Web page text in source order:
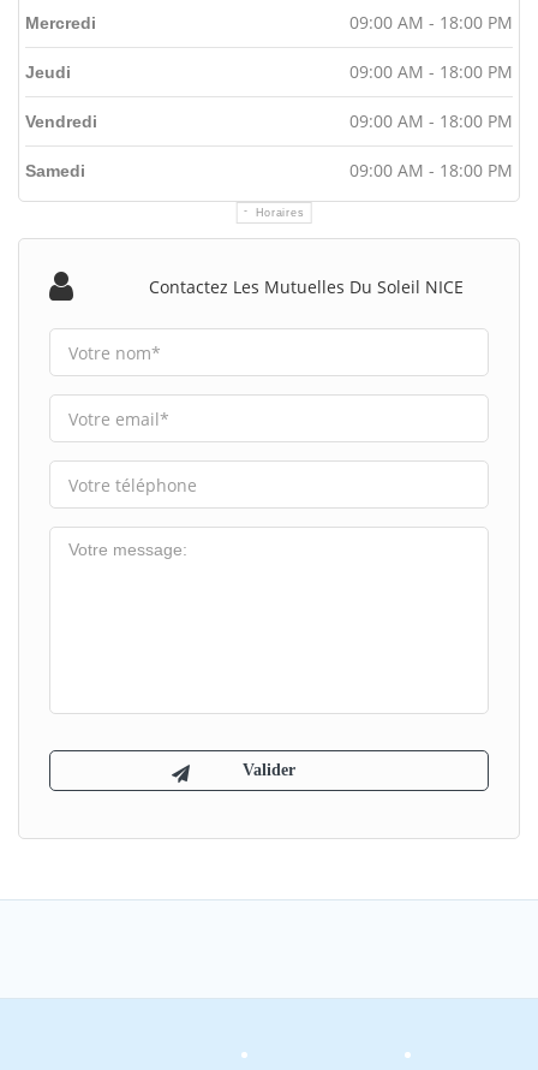
Horaires
Mercredi 09:00 AM - 18:00 PM
Jeudi 09:00 AM - 18:00 PM
Vendredi 09:00 AM - 18:00 PM
Samedi 09:00 AM - 18:00 PM
Contactez Les Mutuelles Du Soleil NICE